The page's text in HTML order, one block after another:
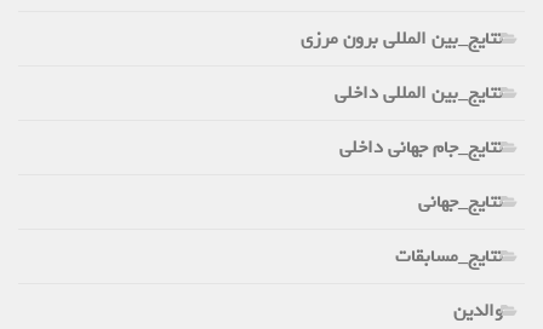
نتایج_بین المللی برون مرزی
نتایج_بین المللی داخلی
نتایج_جام جهانی داخلی
نتایج_جهانی
نتایج_مسابقات
والدین